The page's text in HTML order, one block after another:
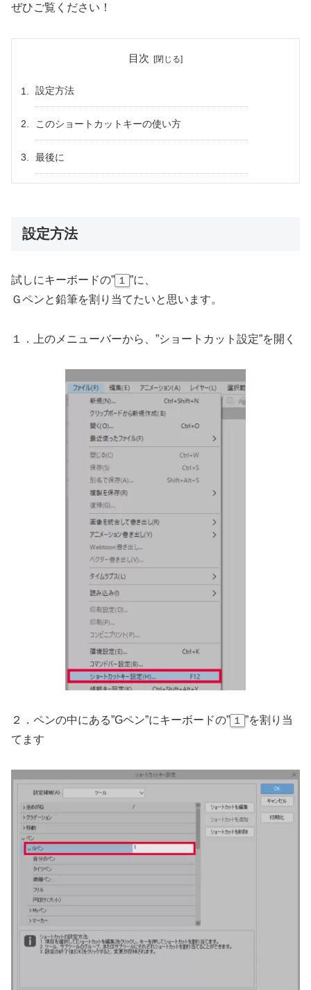
ぜひご覧ください！
目次
設定方法
このショートカットキーの使い方
最後に
設定方法
試しにキーボードの” １ ”に、
Ｇペンと鉛筆を割り当てたいと思います。
１．上のメニューバーから、”ショートカット設定”を開く
２．ペンの中にある”Gペン”にキーボードの” １
”を割り当
てます